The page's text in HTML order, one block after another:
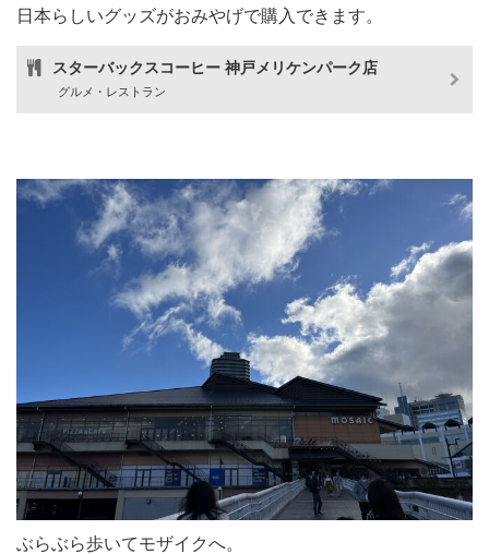
日本らしいグッズがおみやげで購入できます。
スターバックスコーヒー 神戸メリケンパーク店
グルメ・レストラン
ぶらぶら歩いてモザイクへ。